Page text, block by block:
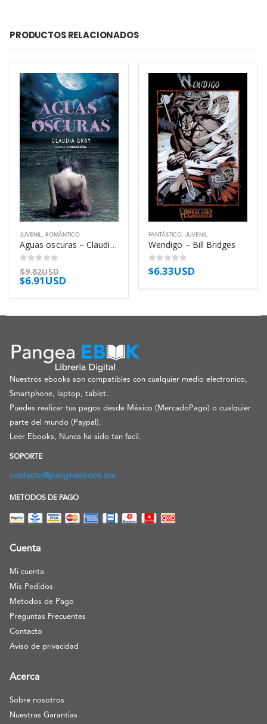
PRODUCTOS RELACIONADOS
JUVENIL, ROMÁNTICO
Aguas oscuras – Claudia Gray
0out of 5
$9.82USD
$6.91USD
FANTÁSTICO, JUVENIL
Wendigo – Bill Bridges
0out of 5
$6.33USD
Nuestros ebooks son compatibles con cualquier medio electronico,
Smartphone, laptop, tablet.
Puedes realizar tus pagos desde México (MercadoPago) o cualquier
parte del mundo (Paypal).
Leer Ebooks, Nunca ha sido tan facil.
SOPORTE
contacto@pangeaebook.mx
METODOS DE PAGO
Cuenta
Mi cuenta
Mis Pedidos
Metodos de Pago
Preguntas Frecuentes
Contacto
Aviso de privacidad
Acerca
Sobre nosotros
Nuestras Garantías